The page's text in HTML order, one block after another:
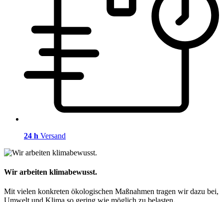
24 h Versand
Wir arbeiten klimabewusst.
Mit vielen konkreten ökologischen Maßnahmen tragen wir dazu bei,